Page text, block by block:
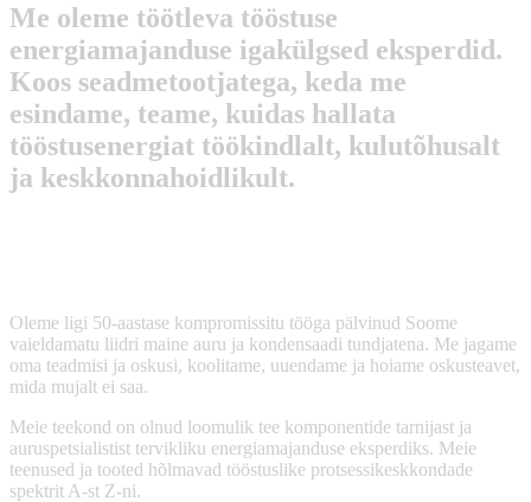
Me oleme töötleva tööstuse
energiamajanduse igakülgsed eksperdid.
Koos seadmetootjatega, keda me
esindame, teame, kuidas hallata
tööstusenergiat töökindlalt, kulutõhusalt
ja keskkonnahoidlikult.
Oleme ligi 50-aastase kompromissitu tööga pälvinud Soome
vaieldamatu liidri maine auru ja kondensaadi tundjatena. Me jagame
oma teadmisi ja oskusi, koolitame, uuendame ja hoiame oskusteavet,
mida mujalt ei saa.
Meie teekond on olnud loomulik tee komponentide tarnijast ja
auruspetsialistist tervikliku energiamajanduse eksperdiks. Meie
teenused ja tooted hõlmavad tööstuslike protsessikeskkondade
spektrit A-st Z-ni.